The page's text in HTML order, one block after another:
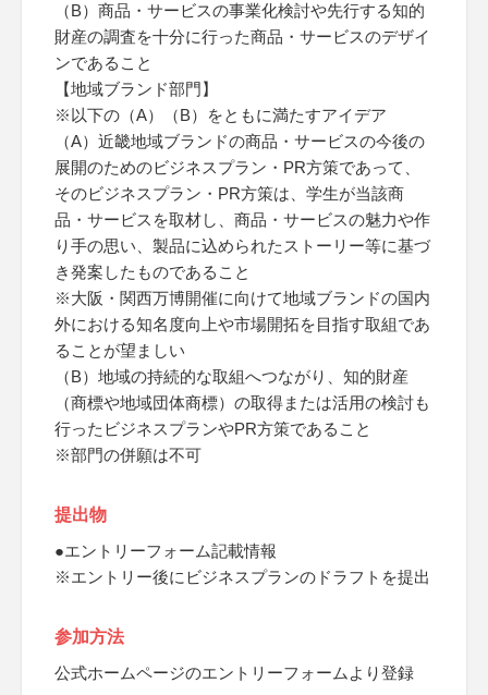
（B）商品・サービスの事業化検討や先行する知的
財産の調査を十分に行った商品・サービスのデザイ
ンであること
【地域ブランド部門】
※以下の（A）（B）をともに満たすアイデア
（A）近畿地域ブランドの商品・サービスの今後の
展開のためのビジネスプラン・PR方策であって、
そのビジネスプラン・PR方策は、学生が当該商
品・サービスを取材し、商品・サービスの魅力や作
り手の思い、製品に込められたストーリー等に基づ
き発案したものであること
※大阪・関西万博開催に向けて地域ブランドの国内
外における知名度向上や市場開拓を目指す取組であ
ることが望ましい
（B）地域の持続的な取組へつながり、知的財産
（商標や地域団体商標）の取得または活用の検討も
行ったビジネスプランやPR方策であること
※部門の併願は不可
提出物
●エントリーフォーム記載情報
※エントリー後にビジネスプランのドラフトを提出
参加方法
公式ホームページのエントリーフォームより登録